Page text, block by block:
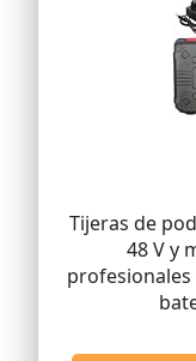
Tijeras de
48 V y
profesionales